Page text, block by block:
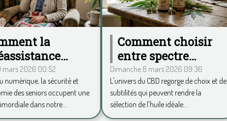
la
le
des
?
mars 2026 00:52
numérique, la sécurité et
des seniors occupent une
dans notre...
Comment choisir
entre spectre
complet et large
pour votre huile de
CBD ?
Dimanche 8 mars 2026 09:36
L'univers du CBD regorge de choix et de
subtilités qui peuvent rendre la
sélection de l’huile idéale...